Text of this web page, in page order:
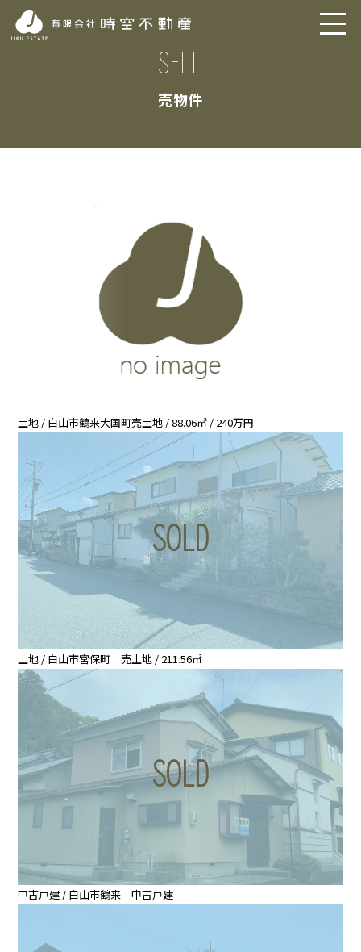
SELL
売物件
土地 / 白山市鶴来大国町売土地 / 88.06㎡ / 240万円
土地 / 白山市宮保町 売土地 / 211.56㎡
中古戸建 / 白山市鶴来 中古戸建